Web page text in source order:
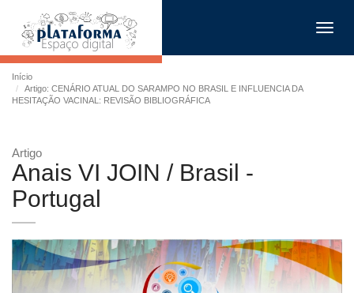
Início
Artigo: CENÁRIO ATUAL DO SARAMPO NO BRASIL E INFLUENCIA DA
HESITAÇÃO VACINAL: REVISÃO BIBLIOGRÁFICA
Artigo
Anais VI JOIN / Brasil -
Portugal